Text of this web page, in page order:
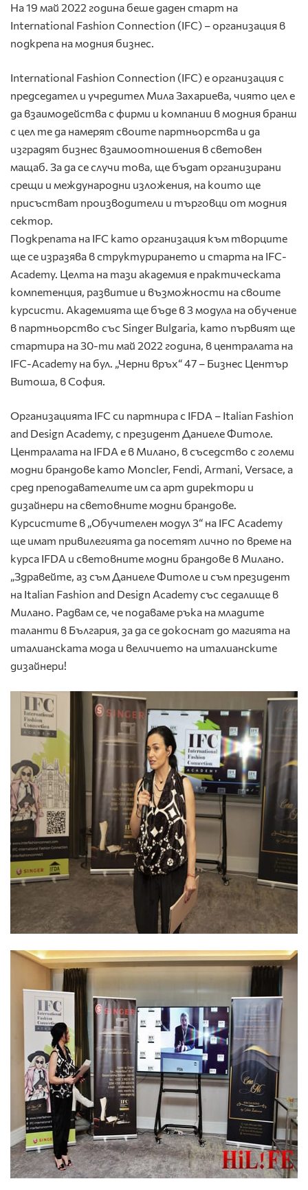
На 19 май 2022 година беше даден старт на
International Fashion Connection (IFC) – организация в
подкрепа на модния бизнес.
International Fashion Connection (IFC) е организация с
председател и учредител Мила Захариева, чиято цел е
да взаимодейства с фирми и компании в модния бранш
с цел те да намерят своите партньорства и да
изградят бизнес взаимоотношения в световен
мащаб. За да се случи това, ще бъдат организирани
срещи и международни изложения, на които ще
присъстват производители и търговци от модния
сектор.
Подкрепата на IFC като организация към творците
ще се изразява в структурирането и старта на IFC-
Academy. Целта на тази академия е практическата
компетенция, развитие и възможности на своите
курсисти. Академията ще бъде в 3 модула на обучение
в партньорство със Singer Bulgaria, като първият ще
стартира на 30-ти май 2022 година, в централата на
IFC-Academy на бул. „Черни връх“ 47 – Бизнес Център
Витоша, в София.
Организацията IFC си партнира с IFDA – Italian Fashion
and Design Academy, с президент Даниеле Фитоле.
Централата на IFDA е в Милано, в съседство с големи
модни брандове като Moncler, Fendi, Armani, Versace, а
сред преподавателите им са арт директори и
дизайнери на световните модни брандове.
Курсистите в „Обучителен модул 3“ на IFC Academy
ще имат привилегията да посетят лично по време на
курса IFDA и световните модни брандове в Милано.
„Здравейте, аз съм Даниеле Фитоле и съм президент
на Italian Fashion and Design Academy със седалище в
Милано. Радвам се, че подаваме ръка на младите
таланти в България, за да се докоснат до магията на
италианската мода и величието на италианските
дизайнери!